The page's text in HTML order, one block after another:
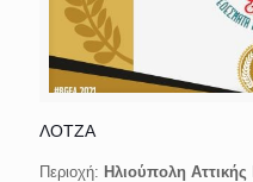
ΛΟΤΖΑ
Περιοχή: Ηλιούπολη Αττικής